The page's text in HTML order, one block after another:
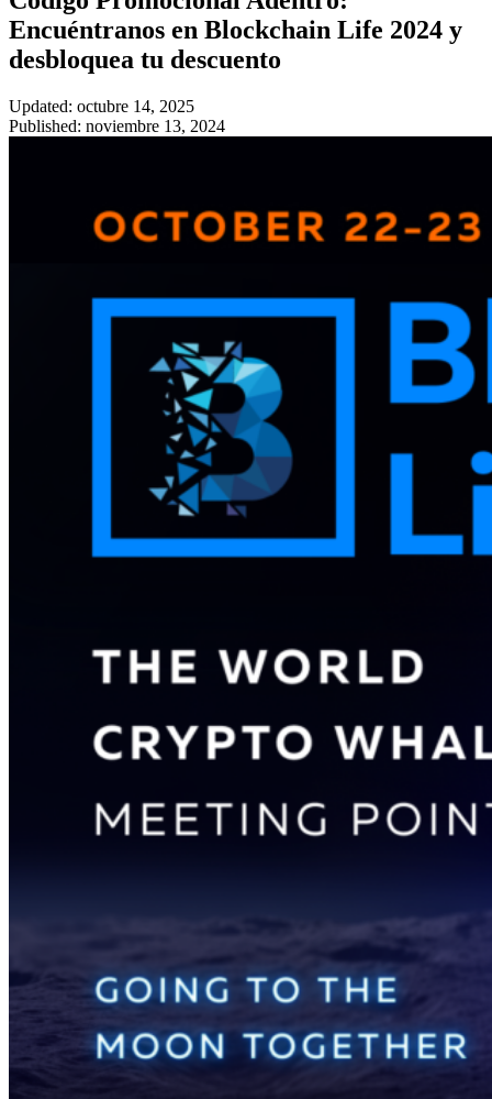
Encuéntranos en Blockchain Life 2024 y
desbloquea tu descuento
Updated: octubre 14, 2025
Published: noviembre 13, 2024